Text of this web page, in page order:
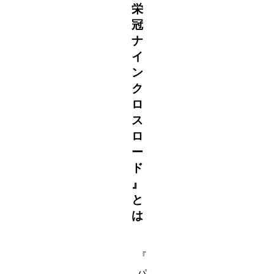
栄
冠
ナ
イ
ン
ク
ロ
ス
ロ
ー
ド
』
と
は
『